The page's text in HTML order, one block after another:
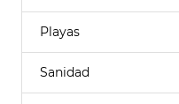
Playas
Sanidad